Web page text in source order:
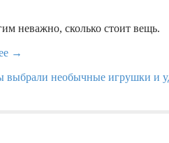
неважно, сколько стоит вещь.
→